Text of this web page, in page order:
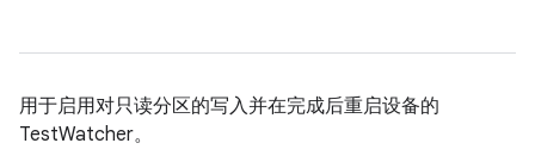
用于启用对只读分区的写入并在完成后重启设备的
TestWatcher。